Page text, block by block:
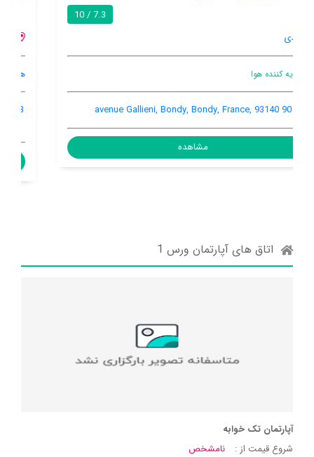
هنوز اطلاعات کاملی توسط کاربران اعلام نشده است
3 Rue Des Genièvres, Vulaines-sur-Seine, Vulaines-sur-Seine,
مشاهده
اتاق های آپارتمان ورس 1
آپارتمان تک خوابه
شروع قیمت از :
نامشخص